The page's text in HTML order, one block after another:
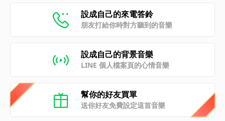
設成自己的來電答鈴
朋友打給你時對方聽到的音樂
設成自己的背景音樂
LINE 個人檔案頁的心情音樂
幫你的好友買單
送你好友免費設定這首音樂